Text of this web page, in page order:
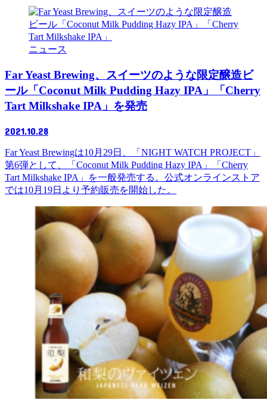
ニュース
Far Yeast Brewing、スイーツのような限定醸造ビ
ール「Coconut Milk Pudding Hazy IPA」「Cherry
Tart Milkshake IPA」を発売
2021.10.28
Far Yeast Brewingは10月29日、「NIGHT WATCH PROJECT」
第6弾として、「Coconut Milk Pudding Hazy IPA」「Cherry
Tart Milkshake IPA」を一般発売する。公式オンラインストア
では10月19日より予約販売を開始した。